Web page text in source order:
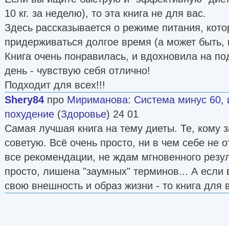
10 кг. за неделю), то эта книга не для вас.
Здесь рассказывается о режиме питания,
придерживаться долгое время (а может
Книга очень понравилась, и вдохновила на
день - чувствую себя отлично!
Подходит для всех!!!
Shery84 про Мириманова: Система минус
похудение (Здоровье) 24 01
Самая лучшая книга на тему диеты. Те, кому
советую. Всё очень просто, ни в чем себе не
все рекомендации, не ждам мгновенного
просто, лишена "заумных" терминов... А если
свою внешность и образ жизни - то книга для